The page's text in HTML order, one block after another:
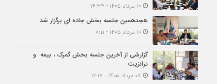
۱۰ مرداد ۱۴۰۵ - ۱۴:۳۴
هجدهمین جلسه بخش جاده ای برگزار شد
۱۰ مرداد ۱۴۰۵ - ۸:۱۱
گزارشی از آخرین جلسه بخش گمرک ، بیمه و
ترانزیت